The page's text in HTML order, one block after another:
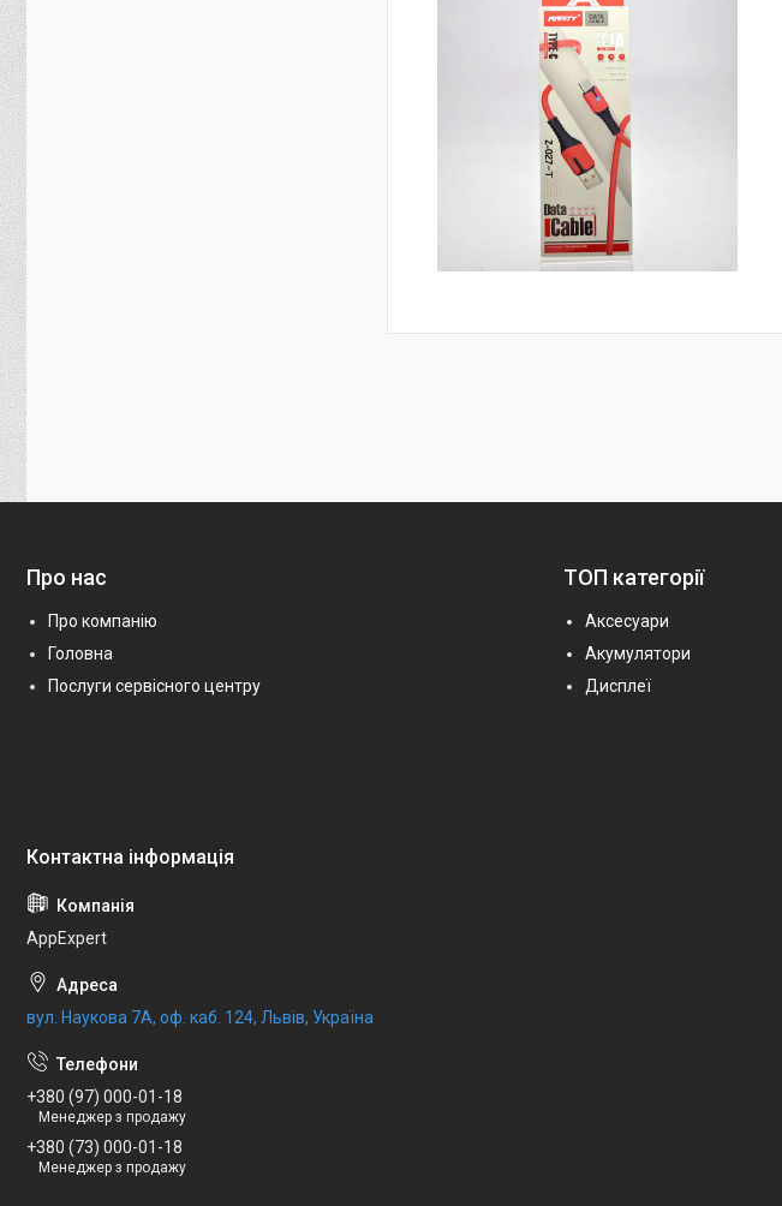
Про нас
Про компанію
Головна
Послуги сервісного центру
ТОП категорії
Аксесуари
Акумулятори
Дисплеї
AppExpert
вул. Наукова 7А, оф. каб. 124, Львів, Україна
+380 (97) 000-01-18
Менеджер з продажу
+380 (73) 000-01-18
Менеджер з продажу